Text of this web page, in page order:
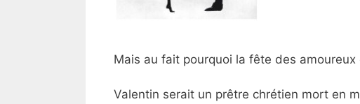
Mais au fait pourquoi la fête des
Valentin serait un prêtre chrétien mort en